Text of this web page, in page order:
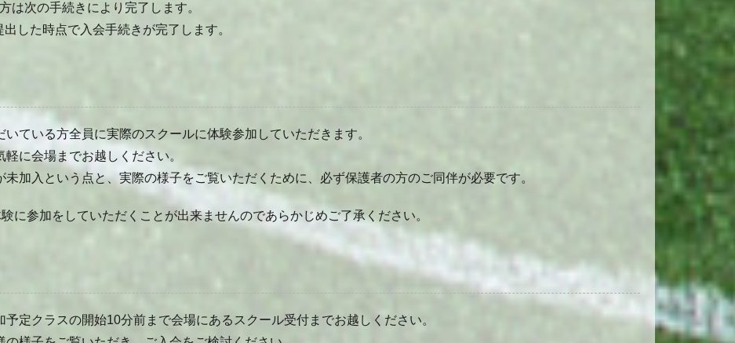
は次の手続きにより完了します。
した時点で入会手続きが完了します。
ている方全員に実際のスクールに体験参加していただきます。
に会場までお越しください。
加入という点と、実際の様子をご覧いただくために、必ず保護者の方のご同伴が必要です。
に参加をしていただくことが出来ませんのであらかじめご了承ください。
定クラスの開始10分前まで会場にあるスクール受付までお越しください。